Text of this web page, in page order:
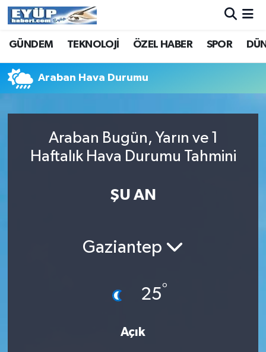
GÜNDEM TEKNOLOJİ ÖZEL HABER SPOR
Araban Hava Durumu
Araban Bugün, Yarın ve 1
Haftalık Hava Durumu Tahmini
ŞU AN
Gaziantep
25°
Açık